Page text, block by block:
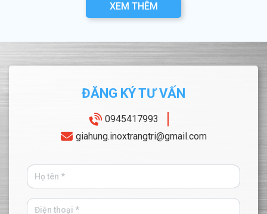
XEM THÊM
ĐĂNG KÝ TƯ VẤN
0945417993
giahung.inoxtrangtri@gmail.com